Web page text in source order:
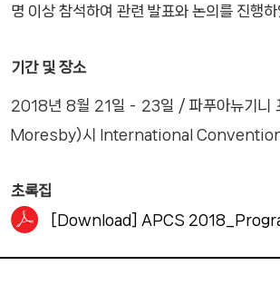
명 이상 참석하여 관련 발표와 논의를 진행하
기간 및 장소
2018년 8월 21일 - 23일 / 파푸아뉴기니
Moresby)시 International
초록집
[Download] APCS